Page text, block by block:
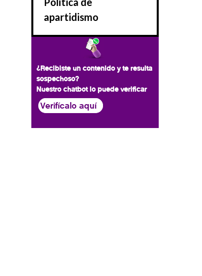
apartidismo
¿Recibiste un contenido y te resulta
sospechoso?
Nuestro chatbot lo puede verificar
Verifícalo aquí